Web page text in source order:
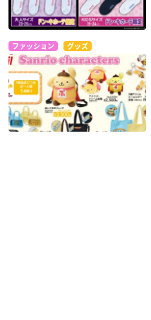
ファッション グッズ